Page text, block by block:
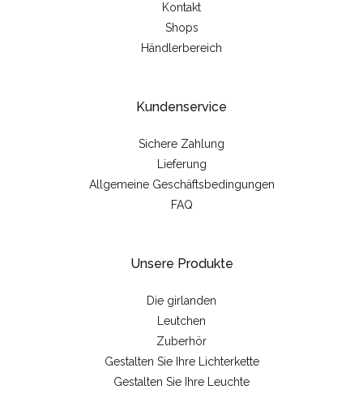
Kontakt
Shops
Händlerbereich
Kundenservice
Sichere Zahlung
Lieferung
Allgemeine Geschäftsbedingungen
FAQ
Unsere Produkte
Die girlanden
Leutchen
Zuberhör
Gestalten Sie Ihre Lichterkette
Gestalten Sie Ihre Leuchte